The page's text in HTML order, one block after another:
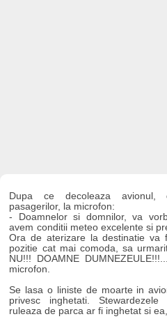
Dupa ce decoleaza avionul,
pasagerilor, la microfon:
- Doamnelor si domnilor, va
avem conditii meteo excelente si
Ora de aterizare la destinatie va
pozitie cat mai comoda, sa
NU!!! DOAMNE
microfon.
Se lasa o liniste de moarte in
privesc inghetati.
ruleaza de parca ar fi inghetat si